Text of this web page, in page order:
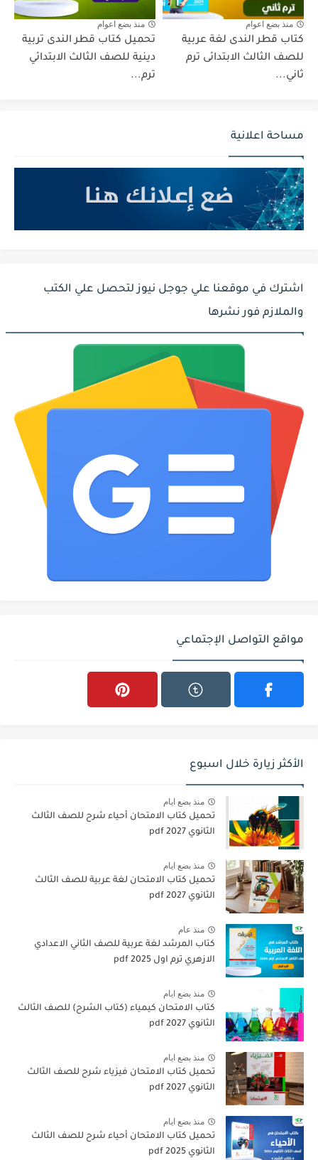
منذ بضع اعوام
كتاب قطر الندى لغة عربية
للصف الثالث الابتدائى ترم
ثاني...
منذ بضع اعوام
تحميل كتاب قطر الندى تربية
دينية للصف الثالث الابتدائي
ترم...
مساحة اعلانية
اشترك في موقعنا علي جوجل نيوز لتحصل علي الكتب
والملازم فور نشرها
مواقع التواصل الإجتماعي
الأكثر زيارة خلال اسبوع
منذ بضع ايام
تحميل كتاب الامتحان أحياء شرح للصف الثالث
الثانوي 2027 pdf
منذ بضع ايام
تحميل كتاب الامتحان لغة عربية للصف الثالث
الثانوي 2027 pdf
منذ عام
كتاب المرشد لغة عربية للصف الثاني الاعدادي
الازهري ترم اول 2025 pdf
منذ بضع ايام
كتاب الامتحان كيمياء (كتاب الشرح) للصف الثالث
الثانوي pdf 2027
منذ بضع ايام
تحميل كتاب الامتحان فيزياء شرح للصف الثالث
الثانوي 2027 pdf
منذ بضع ايام
تحميل كتاب الامتحان أحياء شرح للصف الثالث
الثانوي 2025 pdf